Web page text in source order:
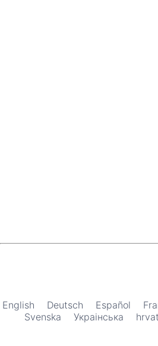
English
Deutsch Español
Svenska
Украiнська